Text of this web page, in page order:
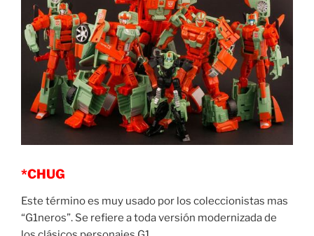
*CHUG
Este término es muy usado por los coleccionistas mas
“G1neros”. Se refiere a toda versión modernizada de